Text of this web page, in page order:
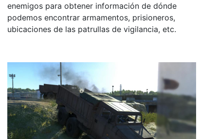
enemigos para obtener información de dónde
podemos encontrar armamentos, prisioneros,
ubicaciones de las patrullas de vigilancia, etc.